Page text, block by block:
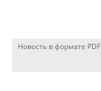
Новость в формате PDF